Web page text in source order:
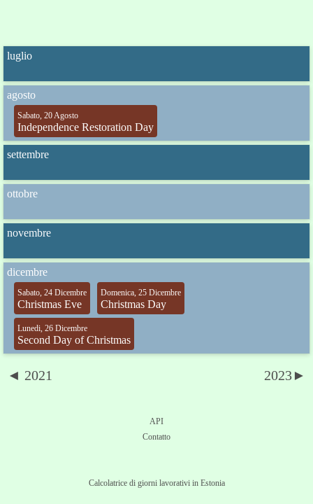
luglio
agosto
Sabato, 20 Agosto
Independence Restoration Day
settembre
ottobre
novembre
dicembre
Sabato, 24 Dicembre
Christmas Eve
Domenica, 25 Dicembre
Christmas Day
Lunedi, 26 Dicembre
Second Day of Christmas
◄ 2021 2023►
API
Contatto
Calcolatrice di giorni lavorativi in Estonia